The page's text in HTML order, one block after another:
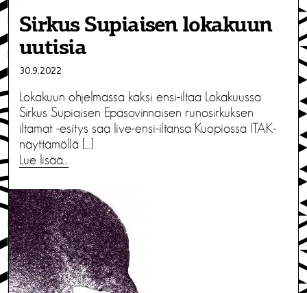
Sirkus Supiaisen lokakuun
uutisia
30.9.2022
Lokakuun ohjelmassa kaksi ensi-iltaa Lokakuussa
Sirkus Supiaisen Epäsovinnaisen runosirkuksen
iltamat -esitys saa live-ensi-iltansa Kuopiossa ITAK-
näyttämöllä […]
Lue lisää…